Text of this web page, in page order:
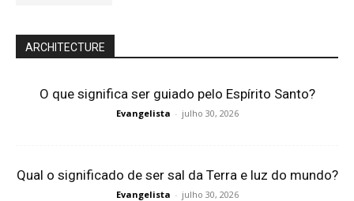
ARCHITECTURE
O que significa ser guiado pelo Espírito Santo?
Evangelista - julho 30, 2026
Qual o significado de ser sal da Terra e luz do mundo?
Evangelista - julho 30, 2026